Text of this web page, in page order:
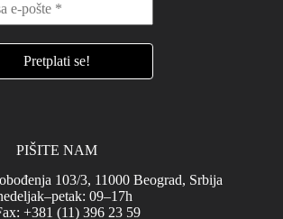
PIŠITE NAM
103/3, 11000 Beograd, Srbija
09–17h
+381 (11) 396 23 59